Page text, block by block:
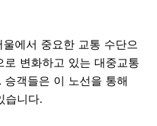
에서 중요한 교통 수단으
변화하고 있는 대중교통
객들은 이 노선을 통해
습니다.